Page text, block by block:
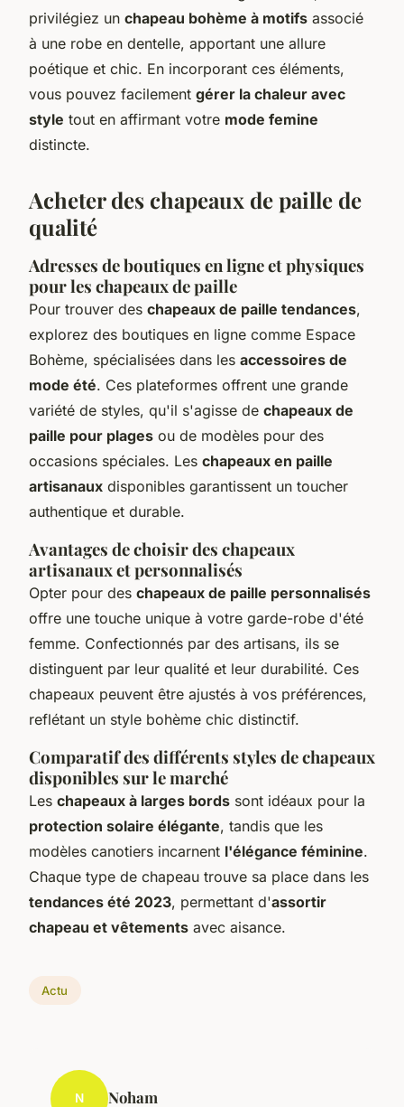
privilégiez un chapeau bohème à motifs associé
à une robe en dentelle, apportant une allure
poétique et chic. En incorporant ces éléments,
vous pouvez facilement gérer la chaleur avec
style tout en affirmant votre mode femine
distincte.
Acheter des chapeaux de paille de
qualité
Adresses de boutiques en ligne et physiques
pour les chapeaux de paille
Pour trouver des chapeaux de paille tendances,
explorez des boutiques en ligne comme Espace
Bohème, spécialisées dans les accessoires de
mode été. Ces plateformes offrent une grande
variété de styles, qu'il s'agisse de chapeaux de
paille pour plages ou de modèles pour des
occasions spéciales. Les chapeaux en paille
artisanaux disponibles garantissent un toucher
authentique et durable.
Avantages de choisir des chapeaux
artisanaux et personnalisés
Opter pour des chapeaux de paille personnalisés
offre une touche unique à votre garde-robe d'été
femme. Confectionnés par des artisans, ils se
distinguent par leur qualité et leur durabilité. Ces
chapeaux peuvent être ajustés à vos préférences,
reflétant un style bohème chic distinctif.
Comparatif des différents styles de chapeaux
disponibles sur le marché
Les chapeaux à larges bords sont idéaux pour la
protection solaire élégante, tandis que les
modèles canotiers incarnent l'élégance féminine.
Chaque type de chapeau trouve sa place dans les
tendances été 2023, permettant d'assortir
chapeau et vêtements avec aisance.
Actu
N Noham